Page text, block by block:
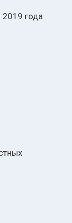
2019 года